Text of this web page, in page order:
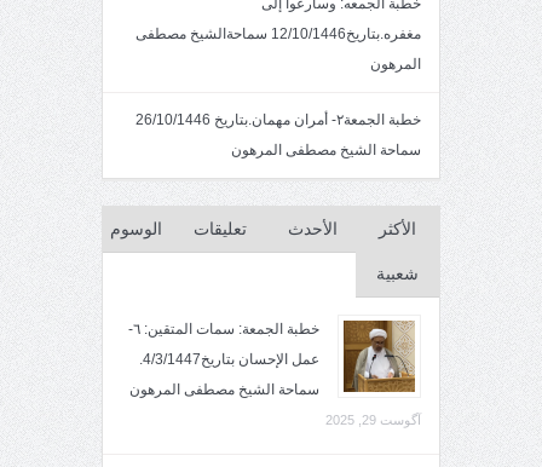
خطبة الجمعه: وسارعوا إلى
مغفره.بتاريخ12/10/1446 سماحةالشيخ مصطفى
المرهون
خطبة الجمعة٢- أمران مهمان.بتاريخ 26/10/1446
سماحة الشيخ مصطفى المرهون
الأكثر
شعبية
الأحدث تعليقات الوسوم
خطبة الجمعة: سمات المتقين: ٦-
عمل الإحسان بتاريخ4/3/1447.
سماحة الشيخ مصطفى المرهون
آگوست 29, 2025